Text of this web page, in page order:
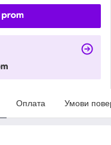
Оплата Умови